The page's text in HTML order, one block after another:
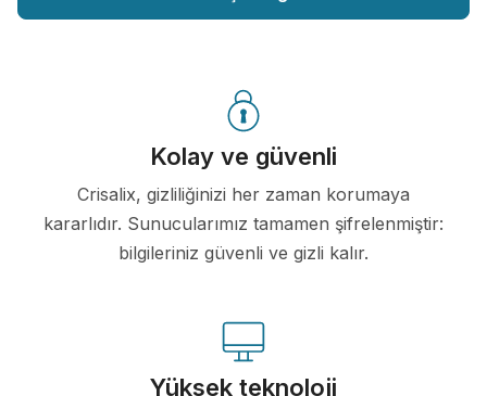
Kolay ve güvenli
Crisalix, gizliliğinizi her zaman korumaya
kararlıdır. Sunucularımız tamamen şifrelenmiştir:
bilgileriniz güvenli ve gizli kalır.
Yüksek teknoloji